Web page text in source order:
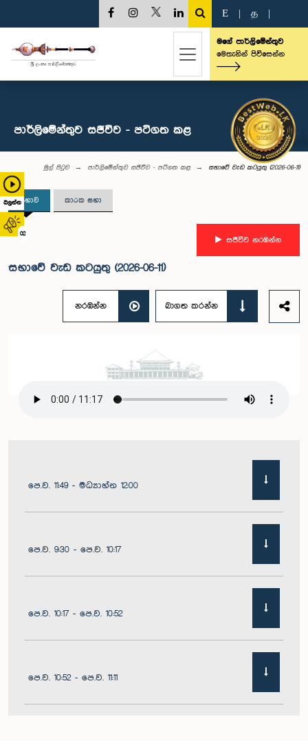
බලන්න
02
E த
මගේ පාර්ලිමේන්තුව
මෙතැනින් පිවිසෙන්න
පාර්ලිමේන්තුව සජීවීව - පටිගත කළ
මුල් පිටුව පාර්ලිමේන්තුව සජීවීව - පටිගත කළ සභාවේ වැඩ කටයුතු (2026-06-11)
සභාව කාරක සභා
සජීවීව නරඹන්න
සභාවේ වැඩ කටයුතු (2026-06-11)
නරඹන්න බාගත කරන්න
පෙ.ව. 11:49 - මධ්‍යාහ්න 12:00
පෙ.ව. 9:30 - පෙ.ව. 10:17
පෙ.ව. 10:17 - පෙ.ව. 10:52
පෙ.ව. 10:52 - පෙ.ව. 11:11